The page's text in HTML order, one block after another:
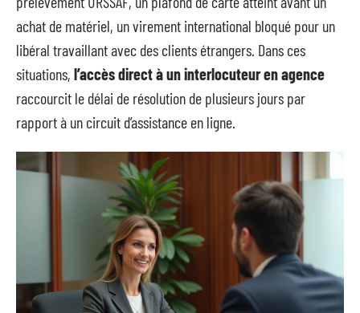
achat de matériel, un virement international bloqué pour un
libéral travaillant avec des clients étrangers. Dans ces
situations, l’accès direct à un interlocuteur en agence
raccourcit le délai de résolution de plusieurs jours par
rapport à un circuit d’assistance en ligne.